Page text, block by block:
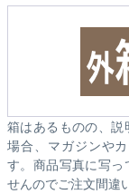
箱はあるものの、
場合、マガジンや
す。商品写真に写っ
せんのでご注文間違